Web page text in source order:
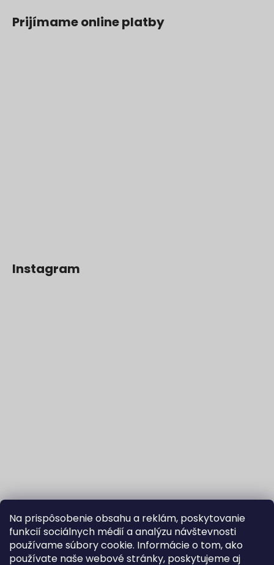
Na prispôsobenie obsahu a reklám, poskytovanie
funkcií sociálnych médií a analýzu návštevnosti
používame súbory cookie. Informácie o tom, ako
používate naše webové stránky, poskytujeme aj
Prijímame online platby
Instagram